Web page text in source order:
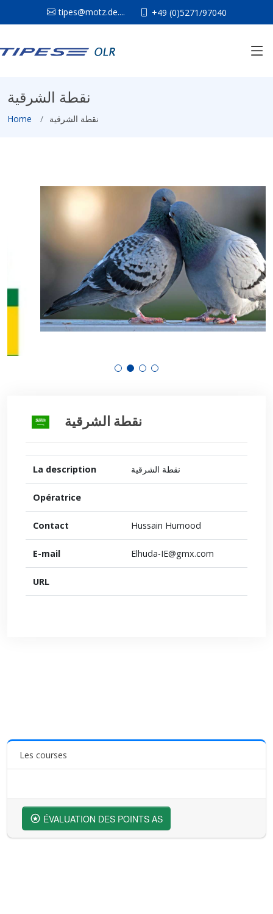
tipes@motz.de.... +49 (0)5271/97040
نقطة الشرقية
Home نقطة الشرقية
نقطة الشرقية
La description نقطة الشرقية
Opératrice
Contact Hussain Humood
E-mail Elhuda-IE@gmx.com
URL
Les courses
ÉVALUATION DES POINTS AS